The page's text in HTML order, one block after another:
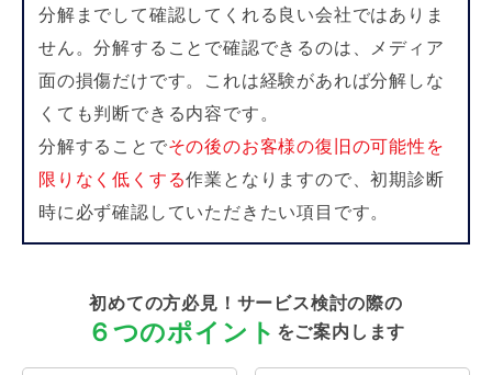
分解までして確認してくれる良い会社ではありま
せん。分解することで確認できるのは、メディア
面の損傷だけです。これは経験があれば分解しな
くても判断できる内容です。
分解することでその後のお客様の復旧の可能性を
限りなく低くする作業となりますので、初期診断
時に必ず確認していただきたい項目です。
初めての方必見！サービス検討の際の
６つのポイント をご案内します